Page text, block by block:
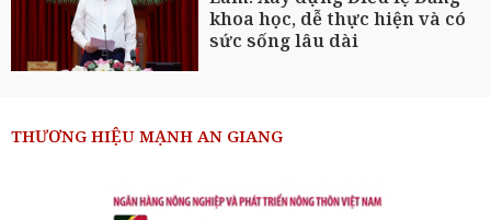
khoa học, dễ thực hiện và có
sức sống lâu dài
THƯƠNG HIỆU MẠNH AN GIANG